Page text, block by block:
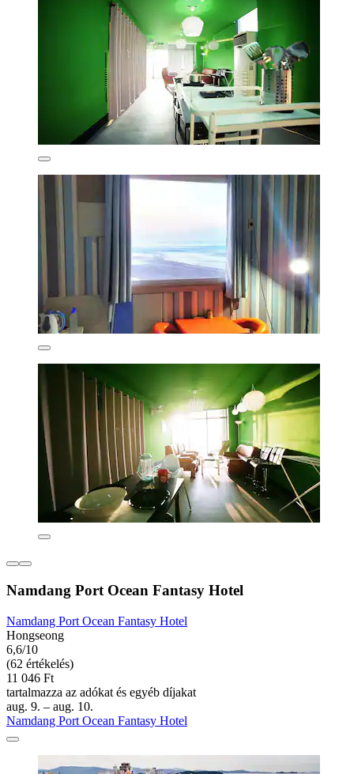
Namdang Port Ocean Fantasy Hotel
Namdang Port Ocean Fantasy Hotel
Hongseong
6,6/10
(62 értékelés)
11 046 Ft
tartalmazza az adókat és egyéb díjakat
aug. 9. – aug. 10.
Namdang Port Ocean Fantasy Hotel